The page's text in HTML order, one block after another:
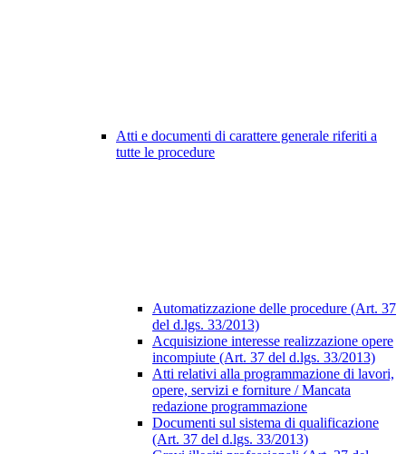
Atti e documenti di carattere generale riferiti a
tutte le procedure
Automatizzazione delle procedure (Art. 37
del d.lgs. 33/2013)
Acquisizione interesse realizzazione opere
incompiute (Art. 37 del d.lgs. 33/2013)
Atti relativi alla programmazione di lavori,
opere, servizi e forniture / Mancata
redazione programmazione
Documenti sul sistema di qualificazione
(Art. 37 del d.lgs. 33/2013)